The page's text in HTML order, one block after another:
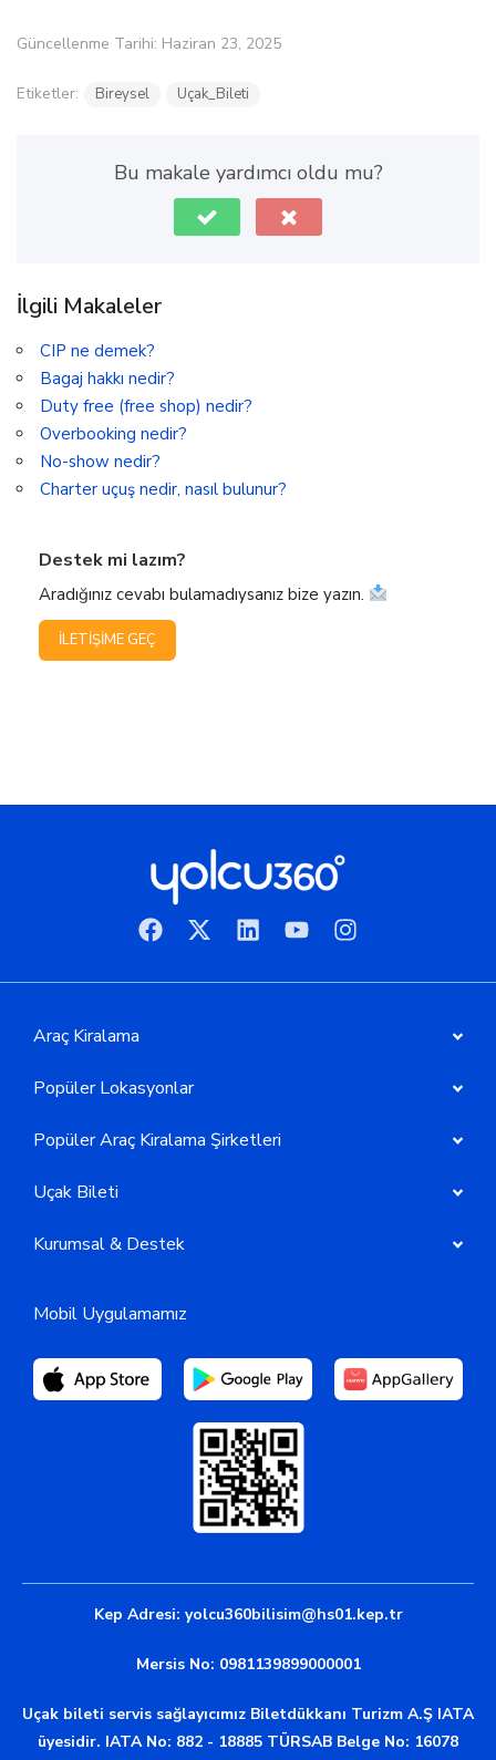
Güncellenme Tarihi: Haziran 23, 2025
Etiketler: Bireysel Uçak_Bileti
Bu makale yardımcı oldu mu?
İlgili Makaleler
CIP ne demek?
Bagaj hakkı nedir?
Duty free (free shop) nedir?
Overbooking nedir?
No-show nedir?
Charter uçuş nedir, nasıl bulunur?
Destek mi lazım?
Aradığınız cevabı bulamadıysanız bize yazın.
İLETIŞIME GEÇ
Araç Kiralama
Popüler Lokasyonlar
Popüler Araç Kiralama Şirketleri
Uçak Bileti
Kurumsal & Destek
Mobil Uygulamamız
Kep Adresi: yolcu360bilisim@hs01.kep.tr
Mersis No: 0981139899000001
Uçak bileti servis sağlayıcımız Biletdükkanı Turizm A.Ş IATA
üyesidir. IATA No: 882 - 18885 TÜRSAB Belge No: 16078